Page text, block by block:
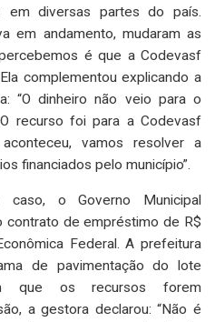
em diversas partes do país.
em andamento, mudaram as
é que a Codevasf
complementou explicando a
“O dinheiro não veio para o
recurso foi para a Codevasf
vamos resolver a
financiados pelo município”.
caso, o Governo Municipal
contrato de empréstimo de R$
Federal. A prefeitura
de pavimentação do lote
que os recursos forem
a gestora declarou: “Não é